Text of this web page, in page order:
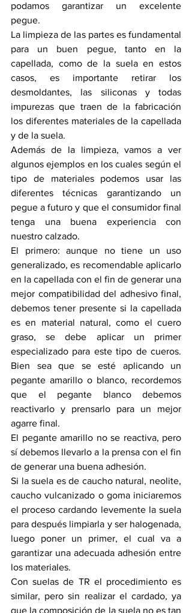
podamos garantizar un excelente
pegue.
La limpieza de las partes es fundamental
para un buen pegue, tanto en la
capellada, como de la suela en estos
casos, es importante retirar los
desmoldantes, las siliconas y todas
impurezas que traen de la fabricación
los diferentes materiales de la capellada
y de la suela.
Además de la limpieza, vamos a ver
algunos ejemplos en los cuales según el
tipo de materiales podemos usar las
diferentes técnicas garantizando un
pegue a futuro y que el consumidor final
tenga una buena experiencia con
nuestro calzado.
El primero: aunque no tiene un uso
generalizado, es recomendable aplicarlo
en la capellada con el fin de generar una
mejor compatibilidad del adhesivo final,
debemos tener presente si la capellada
es en material natural, como el cuero
graso, se debe aplicar un primer
especializado para este tipo de cueros.
Bien sea que se esté aplicando un
pegante amarillo o blanco, recordemos
que el pegante blanco debemos
reactivarlo y prensarlo para un mejor
agarre final.
El pegante amarillo no se reactiva, pero
sí debemos llevarlo a la prensa con el fin
de generar una buena adhesión.
Si la suela es de caucho natural, neolite,
caucho vulcanizado o goma iniciaremos
el proceso cardando levemente la suela
para después limpiarla y ser halogenada,
luego poner un primer, el cual va a
garantizar una adecuada adhesión entre
los materiales.
Con suelas de TR el procedimiento es
similar, pero sin realizar el cardado, ya
que la composición de la suela no es tan